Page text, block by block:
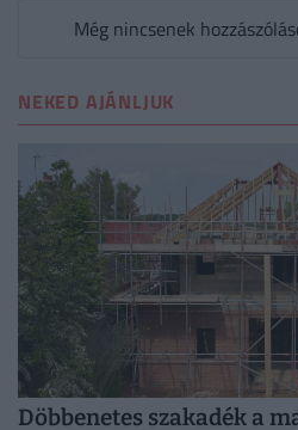
Még nincsenek
NEKED AJÁNLJUK
Döbbenetes szakadék a